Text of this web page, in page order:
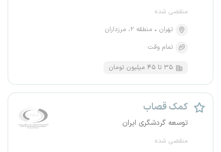
منقضی شده
تهران
منطقه ۲، مرزداران
تمام وقت
۳۵ تا ۴۵ میلیون تومان
کمک قصاب
توسعه گردشگری ایران
منقضی شده